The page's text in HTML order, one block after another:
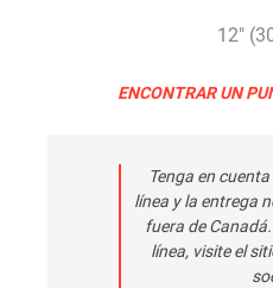
12"
ENCONTRAR UN
Tenga en
línea y la entrega
fuera de
línea, visite el